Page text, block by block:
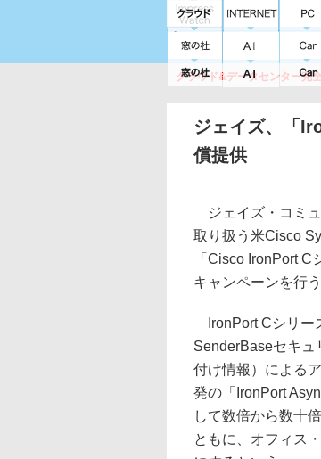
クラウド&データセンター完
スイッチ
ルータ 導
ジェイズ、「
償提供
ジェイズ・コミ
取り扱う米Cisco
「Cisco IronPort
キャンペーンを行
IronPort Cシリー
SenderBaseセキュ
付け情報）による
発の「IronPort
して数倍から数十
ともに、オフィス